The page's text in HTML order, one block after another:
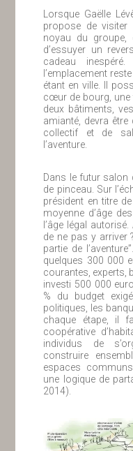
Lorsque Gaëlle
propose de
noyau du groupe,
d’essuyer un
cadeau
l’emplacement
étant en ville. Il
cœur de bourg, une
deux bâtiments,
amianté, devra être
collectif et de
l’aventure.
Dans le futur salon
de pinceau. Sur
président en titre
moyenne d’âge
l’âge légal
de ne pas y arriver
partie de
quelques 300 000
courantes, experts,
investi 500 000
% du budget
politiques, les
chaque étape, il
coopérative
individus de
construire
espaces
une logique de
2014).